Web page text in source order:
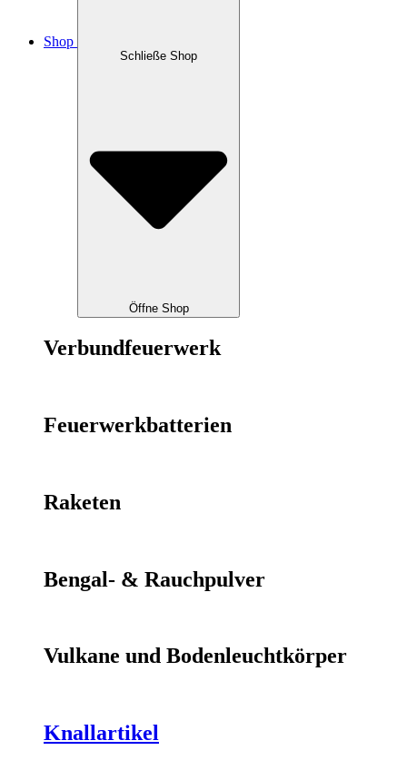
Shop
Schließe Shop
Öffne Shop
Verbundfeuerwerk
Feuerwerkbatterien
Raketen
Bengal- & Rauchpulver
Vulkane und Bodenleuchtkörper
Knallartikel